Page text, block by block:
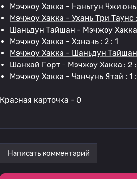
Мэчжоу Хакка - Наньтун Чжиюнь
Мэчжоу Хакка - Ухань Три Таунс
Шаньдун Тайшан - Мэчжоу Хакка
Мэчжоу Хакка - Хэнань : 2 : 1
Мэчжоу Хакка - Шаньдун Тайшан
Шанхай Порт - Мэчжоу Хакка : 2 :
Мэчжоу Хакка - Чанчунь Ятай : 1
Красная карточка - 0
Написать комментарий